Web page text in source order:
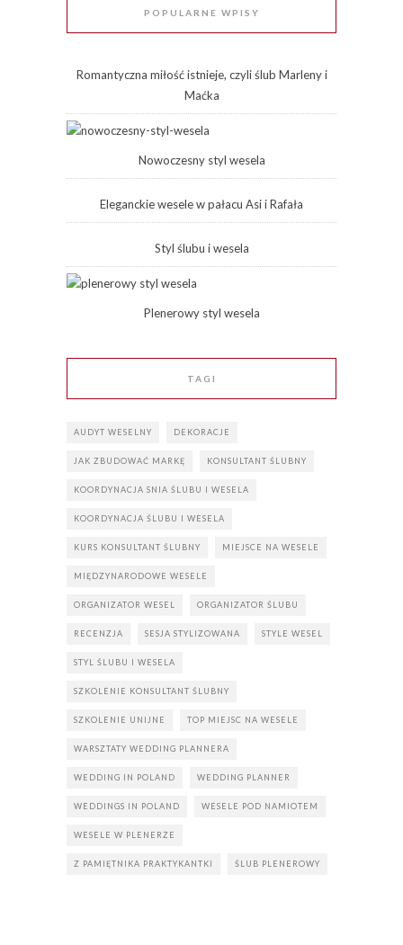
POPULARNE WPISY
Romantyczna miłość istnieje, czyli ślub Marleny i
Maćka
Nowoczesny styl wesela
Eleganckie wesele w pałacu Asi i Rafała
Styl ślubu i wesela
Plenerowy styl wesela
TAGI
AUDYT WESELNY DEKORACJE
JAK ZBUDOWAĆ MARKĘ KONSULTANT ŚLUBNY
KOORDYNACJA SNIA ŚLUBU I WESELA
KOORDYNACJA ŚLUBU I WESELA
KURS KONSULTANT ŚLUBNY MIEJSCE NA WESELE
MIĘDZYNARODOWE WESELE
ORGANIZATOR WESEL ORGANIZATOR ŚLUBU
RECENZJA SESJA STYLIZOWANA STYLE WESEL
STYL ŚLUBU I WESELA
SZKOLENIE KONSULTANT ŚLUBNY
SZKOLENIE UNIJNE TOP MIEJSC NA WESELE
WARSZTATY WEDDING PLANNERA
WEDDING IN POLAND WEDDING PLANNER
WEDDINGS IN POLAND WESELE POD NAMIOTEM
WESELE W PLENERZE
Z PAMIĘTNIKA PRAKTYKANTKI ŚLUB PLENEROWY